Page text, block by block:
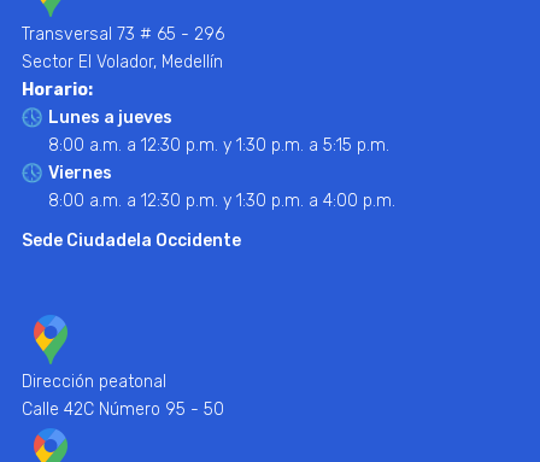
Transversal 73 # 65 - 296
Sector El Volador, Medellín
Horario:
Lunes a jueves
8:00 a.m. a 12:30 p.m. y 1:30 p.m. a 5:15 p.m.
Viernes
8:00 a.m. a 12:30 p.m. y 1:30 p.m. a 4:00 p.m.
Sede Ciudadela Occidente
Dirección peatonal
Calle 42C Número 95 - 50